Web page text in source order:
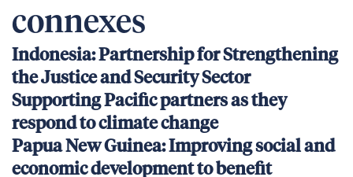
connexes
Indonesia: Partnership for Strengthening
the Justice and Security Sector
Supporting Pacific partners as they
respond to climate change
Papua New Guinea: Improving social and
economic development to benefit